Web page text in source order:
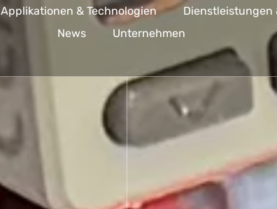
Applikationen & Technologien Dienstleistungen
News
Unternehmen